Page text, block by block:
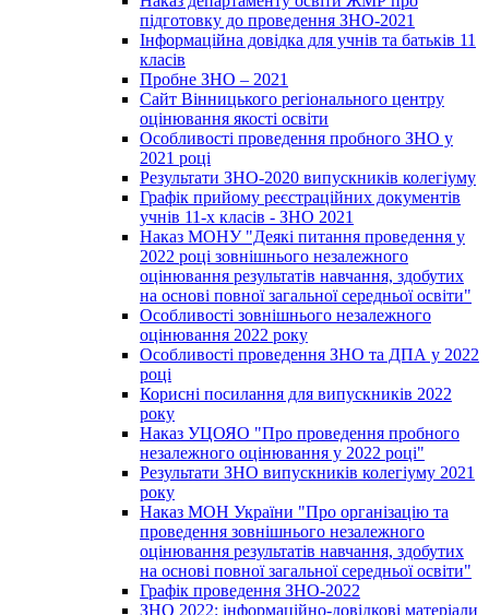
підготовку до проведення ЗНО-2021
Інформаційна довідка для учнів та батьків 11
класів
Пробне ЗНО – 2021
Сайт Вінницького регіонального центру
оцінювання якості освіти
Особливості проведення пробного ЗНО у
2021 році
Результати ЗНО-2020 випускників колегіуму
Графік прийому реєстраційних документів
учнів 11-х класів - ЗНО 2021
Наказ МОНУ "Деякі питання проведення у
2022 році зовнішнього незалежного
оцінювання результатів навчання, здобутих
на основі повної загальної середньої освіти"
Особливості зовнішнього незалежного
оцінювання 2022 року
Особливості проведення ЗНО та ДПА у 2022
році
Корисні посилання для випускників 2022
року
Наказ УЦОЯО "Про проведення пробного
незалежного оцінювання у 2022 році"
Результати ЗНО випускників колегіуму 2021
року
Наказ МОН України "Про організацію та
проведення зовнішнього незалежного
оцінювання результатів навчання, здобутих
на основі повної загальної середньої освіти"
Графік проведення ЗНО-2022
ЗНО 2022: інформаційно-довідкові матеріали